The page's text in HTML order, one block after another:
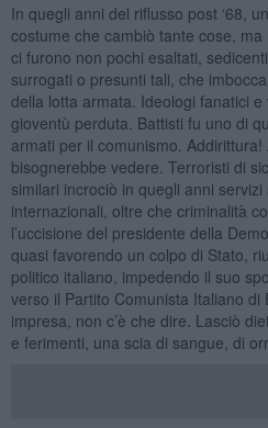
In quegli anni del riflusso post ‘68,
costume che cambiò tante cose,
ci furono non pochi esaltati,
surrogati o presunti tali, che
della lotta armata. Ideologi fanatici
gioventù perduta. Battisti fu uno di
armati per il comunismo.
bisognerebbe vedere. Terroristi di
similari incrociò in quegli anni
internazionali, oltre che criminalità
l’uccisione del presidente della
quasi favorendo un colpo di Stato,
politico italiano, impedendo il suo
verso il Partito Comunista Italiano di
impresa, non c’è che dire. Lasciò
e ferimenti, una scia di sangue, di